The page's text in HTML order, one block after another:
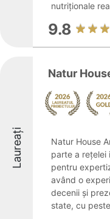
nutriționale
9.8
Laureați
Natur
Natur House
parte a rețelei
pentru
având o
decenii și
state, cu